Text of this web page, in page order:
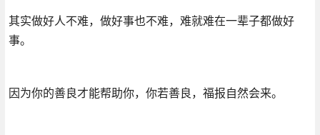
其实做好人不难，做好事也不难，难就难在一辈子都做好
事。
因为你的善良才能帮助你，你若善良，福报自然会来。